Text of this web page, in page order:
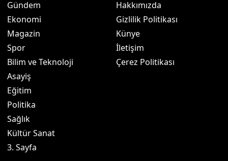
Gündem
Ekonomi
Magazin
Spor
Bilim ve Teknoloji
Asayiş
Eğitim
Politika
Sağlık
Kültür Sanat
3. Sayfa
Hakkımızda
Gizlilik Politikası
Künye
İletişim
Çerez Politikası